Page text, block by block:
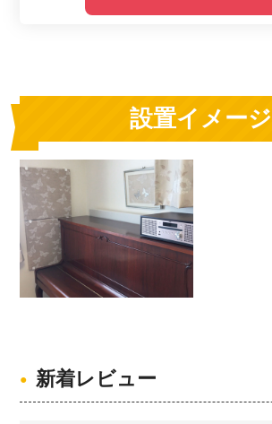
設置イメージ
新着レビュー